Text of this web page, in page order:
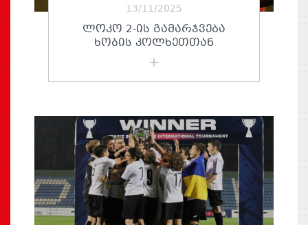
13/11/2025
ᲚᲝᲙᲝ 2-ᲘᲡ ᲒᲐᲛᲐᲠᲯᲕᲔᲑᲐ
ᲮᲝᲑᲘᲡ ᲙᲝᲚᲮᲔᲗᲗᲐᲜ